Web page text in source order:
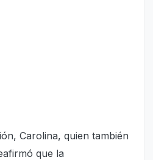
Carolina, quien también
que la